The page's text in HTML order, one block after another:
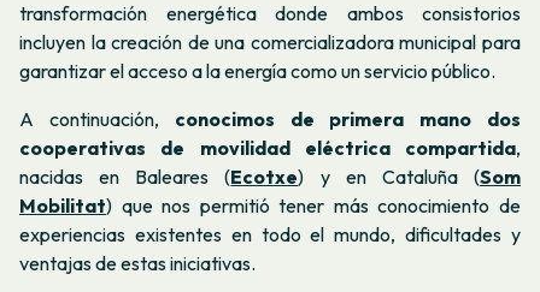
transformación energética donde ambos consistorios
incluyen la creación de una comercializadora municipal para
garantizar el acceso a la energía como un servicio público.
A continuación, conocimos de primera mano dos
cooperativas de movilidad eléctrica compartida,
nacidas en Baleares (Ecotxe) y en Cataluña (Som
Mobilitat) que nos permitió tener más conocimiento de
experiencias existentes en todo el mundo, dificultades y
ventajas de estas iniciativas.